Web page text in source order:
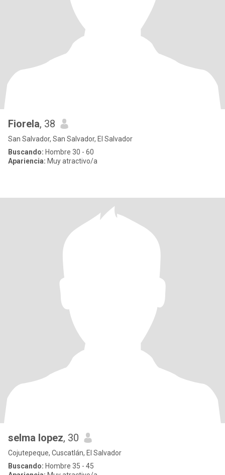
Fiorela, 38
San Salvador, San Salvador, El Salvador
Buscando: Hombre 30 - 60
Apariencia: Muy atractivo/a
selma lopez, 30
Cojutepeque, Cuscatlán, El Salvador
Buscando: Hombre 35 - 45